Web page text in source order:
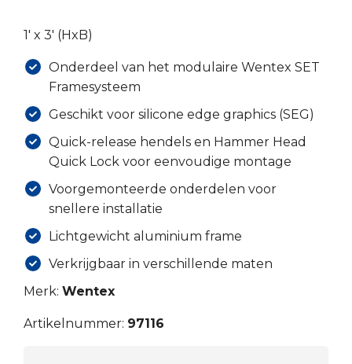
1′ x 3′ (HxB)
Onderdeel van het modulaire Wentex SET
Framesysteem
Geschikt voor silicone edge graphics (SEG)
Quick-release hendels en Hammer Head
Quick Lock voor eenvoudige montage
Voorgemonteerde onderdelen voor
snellere installatie
Lichtgewicht aluminium frame
Verkrijgbaar in verschillende maten
Merk: Wentex
Artikelnummer: 97116